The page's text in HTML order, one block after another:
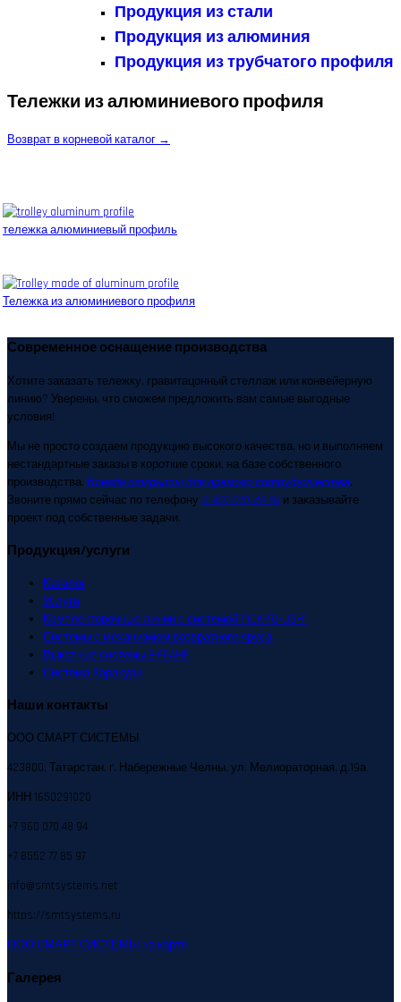
Продукция из стали
Продукция из алюминия
Продукция из трубчатого профиля
Тележки из алюминиевого профиля
Возврат в корневой каталог →
тележка алюминиевый профиль
Тележка из алюминиевого профиля
Современное оснащение производства
Хотите заказать тележку, гравитацонный стеллаж или конвейерную
линию? Уверены, что сможем предложить вам самые выгодные
условия!
Мы не просто создаем продукцию высокого качества, но и выполняем
нестандартные заказы в короткие сроки, на базе собственного
производства. Всегда открыты для прямого сотрудничества.
Звоните прямо сейчас по телефону 8-960-070-48-94 и заказывайте
проект под собственные задачи.
Продукция/услуги
Каталог
Услуги
Комплектовочные линии с системой PICK-TO-LIGHT
Системы с механизмом возвратного яруса
Выкатные системы E-FRAME
Система Каракури
Наши контакты
ООО СМАРТ СИСТЕМЫ
423800, Татарстан, г. Набережные Челны, ул. Мелиораторная, д.19а
ИНН 1650291020
+7 960 070 48 94
+7 8552 77 85 97
info@smtsystems.net
https://smtsystems.ru
ООО СМАРТ СИСТЕМЫ на карте
Галерея